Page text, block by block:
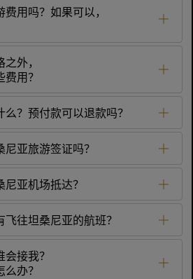
用吗？如果可以，
外，
用？
？预付款可以退款吗？
亚旅游签证吗？
亚机场抵达？
往坦桑尼亚的航班？
接我？
办？